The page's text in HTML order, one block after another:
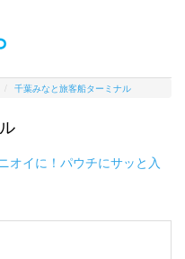
千葉みなと旅客船ターミナル
オイに！パウチにサッと入